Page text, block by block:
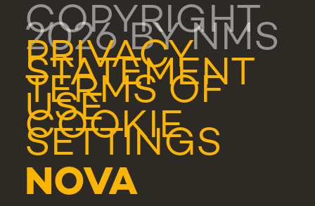
COPYRIGHT
2026 BY NMS
PRIVACY
STATEMENT
TERMS OF
USE
COOKIE
SETTINGS
NOVA